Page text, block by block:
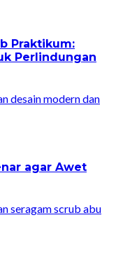
Praktikum:
Perlindungan
agar Awet